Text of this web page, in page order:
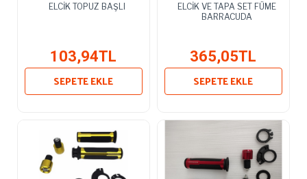
ELCİK TOPUZ BAŞLI
103,94TL
SEPETE EKLE
ELCİK VE TAPA SET FÜME
BARRACUDA
365,05TL
SEPETE EKLE